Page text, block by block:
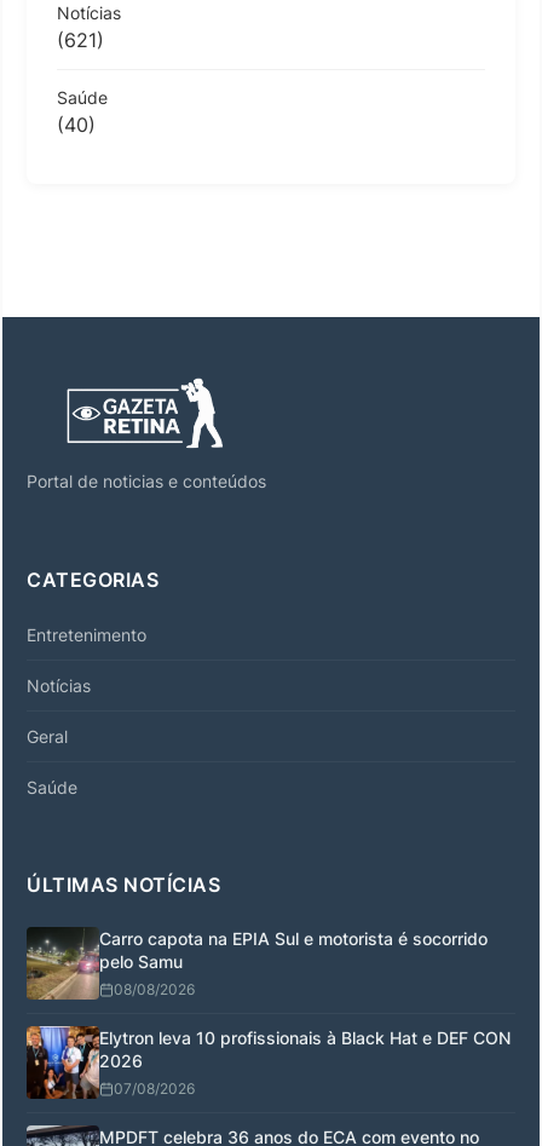
Notícias
(621)
Saúde
(40)
Portal de noticias e conteúdos
CATEGORIAS
Entretenimento
Notícias
Geral
Saúde
ÚLTIMAS NOTÍCIAS
Carro capota na EPIA Sul e motorista é socorrido
pelo Samu
08/08/2026
Elytron leva 10 profissionais à Black Hat e DEF CON
2026
07/08/2026
MPDFT celebra 36 anos do ECA com evento no